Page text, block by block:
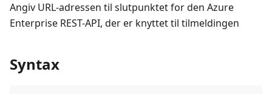
Angiv URL-adressen til slutpunktet for den Azure
Enterprise REST-API, der er knyttet til tilmeldingen
Syntax